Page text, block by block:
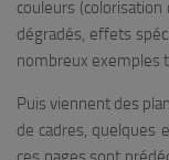
couleurs
dégradés, effets
nombreux exemples
Puis viennent des
de cadres, quelques